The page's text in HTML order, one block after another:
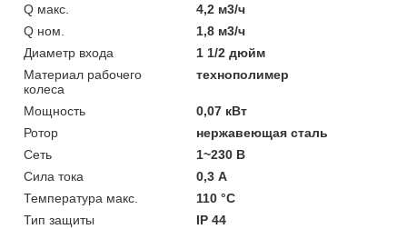
Q макс.
4,2 м3/ч
Q ном.
1,8 м3/ч
Диаметр входа
1 1/2 дюйм
Материал рабочего
колеса
технополимер
Мощность
0,07 кВт
Ротор
нержавеющая сталь
Сеть
1~230 В
Сила тока
0,3 А
Температура макс.
110 °С
Тип защиты
IP 44